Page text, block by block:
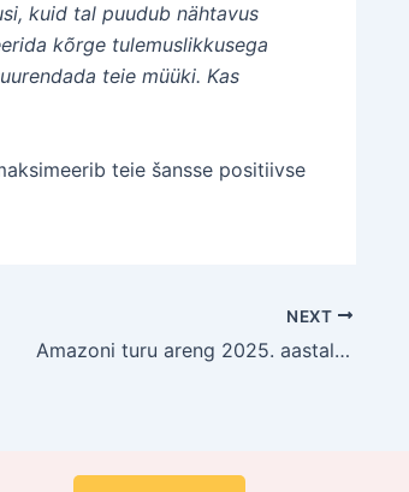
kuid tal puudub nähtavus
kõrge tulemuslikkusega
teie müüki. Kas
teie šansse positiivse
NEXT
Amazoni turu areng 2025. aastal: Miks andmed muutuvad hädavajalikuks?